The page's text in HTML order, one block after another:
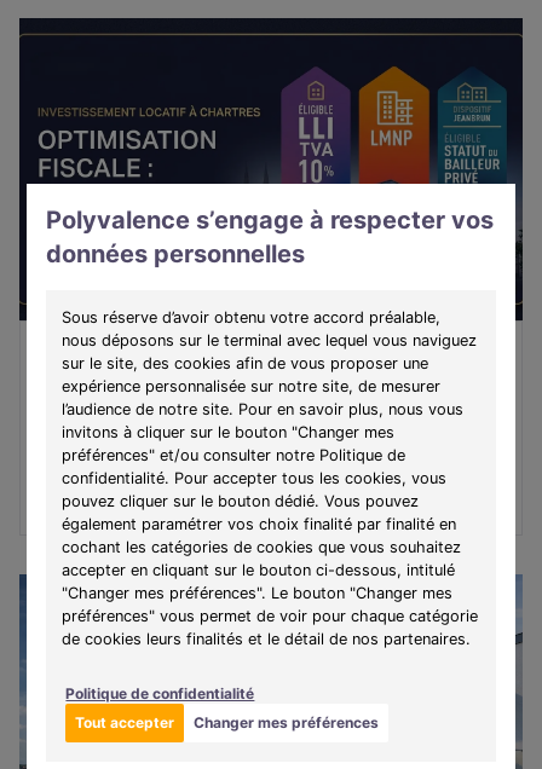
Polyvalence s’engage à respecter vos
données personnelles
Sous réserve d’avoir obtenu votre accord préalable,
nous déposons sur le terminal avec lequel vous naviguez
sur le site, des cookies afin de vous proposer une
expérience personnalisée sur notre site, de mesurer
l’audience de notre site. Pour en savoir plus, nous vous
invitons à cliquer sur le bouton "Changer mes
préférences" et/ou consulter notre Politique de
confidentialité. Pour accepter tous les cookies, vous
pouvez cliquer sur le bouton dédié. Vous pouvez
également paramétrer vos choix finalité par finalité en
cochant les catégories de cookies que vous souhaitez
accepter en cliquant sur le bouton ci-dessous, intitulé
"Changer mes préférences". Le bouton "Changer mes
préférences" vous permet de voir pour chaque catégorie
de cookies leurs finalités et le détail de nos partenaires.
Politique de confidentialité
Tout accepter
Changer mes préférences
Immobilier Neuf 2026 : Analyse Comparative et
Dispositifs de Défiscalisation
Comparez les rendements locatif entre location nue,
LMNP, LLI et l'effet de levier du dispositif Jeanbrun sur 32
an !...
Lire l'article